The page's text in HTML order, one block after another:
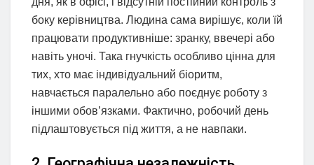
боку керівництва. Людина сама вирішує, коли їй
працювати продуктивніше: зранку, ввечері або
навіть уночі. Така гнучкість особливо цінна для
тих, хто має індивідуальний біоритм,
навчається паралельно або поєднує роботу з
іншими обов’язками. Фактично, робочий день
підлаштовується під життя, а не навпаки.